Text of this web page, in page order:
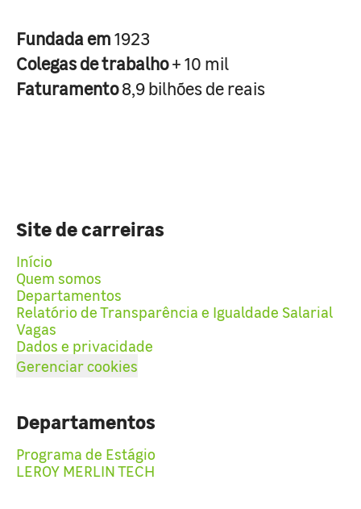
Fundada em1923
Colegas de trabalho+ 10 mil
Faturamento8,9 bilhões de reais
Site de carreiras
Início
Quem somos
Departamentos
Relatório de Transparência e Igualdade Salarial
Vagas
Dados e privacidade
Gerenciar cookies
Departamentos
Programa de Estágio
LEROY MERLIN TECH